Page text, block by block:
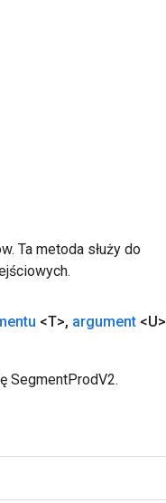
Ta metoda służy do
<T>, argument <U>
SegmentProdV2.